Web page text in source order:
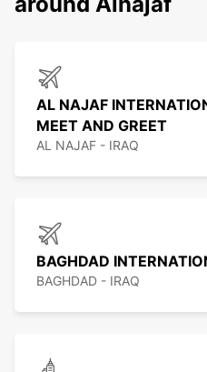
AL NAJAF
MEET AND GREET
AL NAJAF - IRAQ
BAGHDAD
BAGHDAD - IRAQ